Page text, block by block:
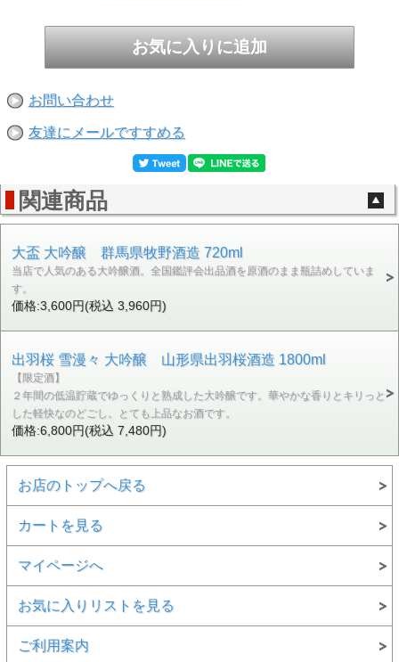
お問い合わせ
友達にメールですすめる
関連商品
大盃 大吟醸 群馬県牧野酒造 720ml
当店で人気のある大吟醸酒。全国鑑評会出品酒を原酒のまま瓶詰めしていま
す。
価格:3,600円(税込 3,960円)
出羽桜 雪漫々 大吟醸 山形県出羽桜酒造 1800ml
【限定酒】
２年間の低温貯蔵でゆっくりと熟成した大吟醸です。華やかな香りとキリっと
した軽快なのどごし。とても上品なお酒です。
価格:6,800円(税込 7,480円)
お店のトップへ戻る
カートを見る
マイページへ
お気に入りリストを見る
ご利用案内